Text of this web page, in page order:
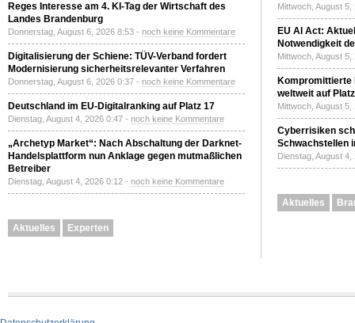
Reges Interesse am 4. KI-Tag der Wirtschaft des
Landes Brandenburg
Donnerstag, August 6, 2026 8:53 - noch keine Kommentare
Digitalisierung der Schiene: TÜV-Verband fordert
Modernisierung sicherheitsrelevanter Verfahren
Donnerstag, August 6, 2026 0:37 - noch keine Kommentare
Deutschland im EU-Digitalranking auf Platz 17
Dienstag, August 4, 2026 0:47 - noch keine Kommentare
„Archetyp Market“: Nach Abschaltung der Darknet-
Handelsplattform nun Anklage gegen mutmaßlichen
Betreiber
Dienstag, August 4, 2026 0:12 - noch keine Kommentare
Aktuelles Experten
Mittwoch, August
EU AI Act:
Notwendigkeit
Mittwoch, August
Kompromittierte
weltweit auf
Mittwoch, August
Cyberrisiken
Schwachstellen
Dienstag, August
Aktuelles